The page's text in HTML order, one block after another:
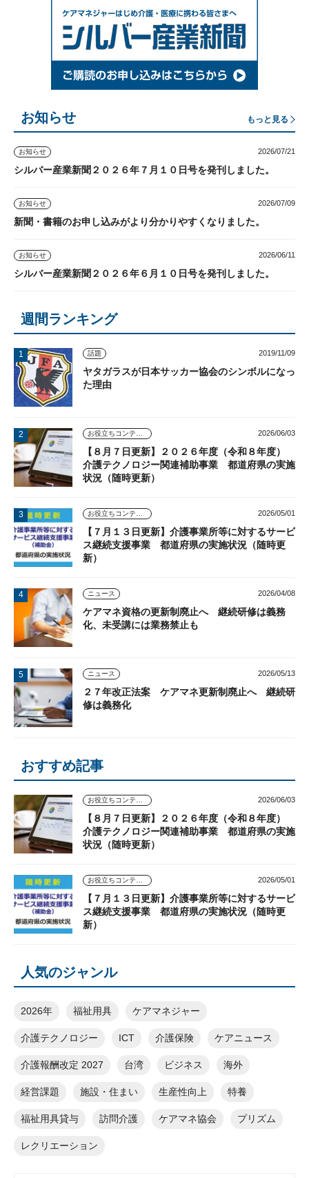
お知らせ もっと見る
お知らせ 2026/07/21
シルバー産業新聞２０２６年７月１０日号を発刊しました。
お知らせ 2026/07/09
新聞・書籍のお申し込みがより分かりやすくなりました。
お知らせ 2026/06/11
シルバー産業新聞２０２６年６月１０日号を発刊しました。
週間ランキング
話題 2019/11/09
ヤタガラスが日本サッカー協会のシンボルになっ
た理由
2026/06/03
【８月７日更新】２０２６年度（令和８年度）
介護テクノロジー関連補助事業 都道府県の実施
状況（随時更新）
2026/05/01
【７月１３日更新】介護事業所等に対するサービ
ス継続支援事業 都道府県の実施状況（随時更
新）
ニュース 2026/04/08
ケアマネ資格の更新制廃止へ 継続研修は義務
化、未受講には業務禁止も
ニュース 2026/05/13
２７年改正法案 ケアマネ更新制廃止へ 継続研
修は義務化
おすすめ記事
2026/06/03
【８月７日更新】２０２６年度（令和８年度）
介護テクノロジー関連補助事業 都道府県の実施
状況（随時更新）
2026/05/01
【７月１３日更新】介護事業所等に対するサービ
ス継続支援事業 都道府県の実施状況（随時更
新）
人気のジャンル
2026年 福祉用具 ケアマネジャー
介護テクノロジー ICT 介護保険 ケアニュース
介護報酬改定 2027 台湾 ビジネス 海外
経営課題 施設・住まい 生産性向上 特養
福祉用具貸与 訪問介護 ケアマネ協会 プリズム
レクリエーション